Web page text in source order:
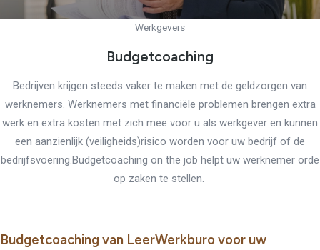
Werkgevers
Budgetcoaching
Bedrijven krijgen steeds vaker te maken met de geldzorgen van
werknemers. Werknemers met financiële problemen brengen extra
werk en extra kosten met zich mee voor u als werkgever en kunnen
een aanzienlijk (veiligheids)risico worden voor uw bedrijf of de
bedrijfsvoering.Budgetcoaching on the job helpt uw werknemer orde
op zaken te stellen.
Budgetcoaching van LeerWerkburo voor uw